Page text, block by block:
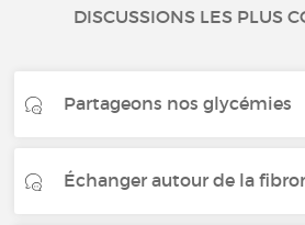
DISCUSSIONS LES PLUS
Partageons nos glycémies
Échanger autour de la